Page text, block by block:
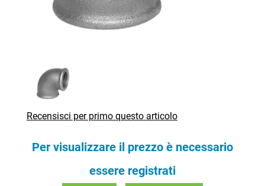
Recensisci per primo questo articolo
Per visualizzare il prezzo è necessario
essere registrati